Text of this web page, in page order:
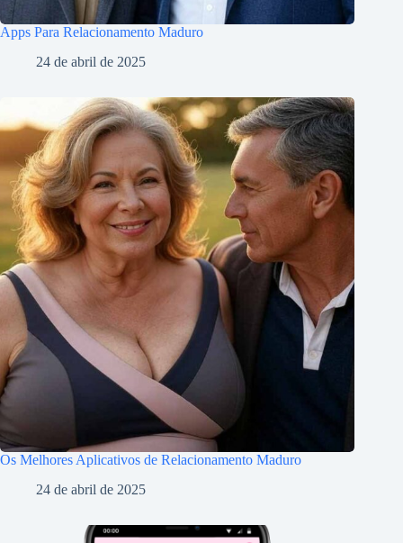
Apps Para Relacionamento Maduro
24 de abril de 2025
Os Melhores Aplicativos de Relacionamento Maduro
24 de abril de 2025